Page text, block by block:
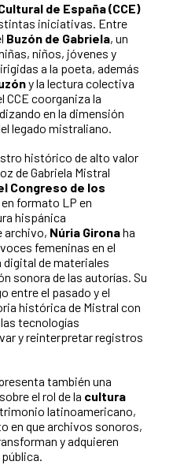
de España (CCE)
iniciativas. Entre
Buzón de Gabriela, un
niños, jóvenes y
a la poeta, además
y la lectura colectiva
CCE coorganiza la
en la dimensión
legado mistraliano.
histórico de alto valor
de Gabriela Mistral
Congreso de los
formato LP en
hispánica
archivo, Núria Gironaha
femeninas en el
de materiales
sonora de las autorías. Su
entre el pasado y el
histórica de Mistral con
tecnologías
y reinterpretar registros
también una
el rol de la cultura
latinoamericano,
en que archivos sonoros,
y adquieren